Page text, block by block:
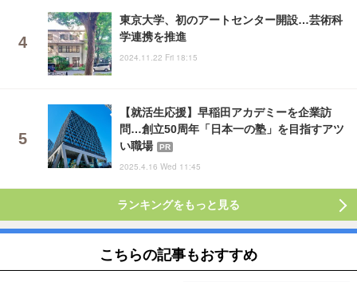
東京大学、初のアートセンター開設…芸術科
学連携を推進
2024.11.22 Fri 18:15
【就活生応援】早稲田アカデミーを企業訪
問…創立50周年「日本一の塾」を目指すアツ
い職場
PR
2025.4.16 Wed 11:45
ランキングをもっと見る
こちらの記事もおすすめ